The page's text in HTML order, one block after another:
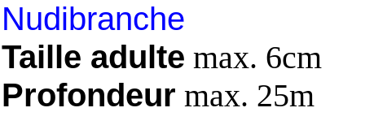
Nudibranche
Taille adulte max. 6cm
Profondeur max. 25m